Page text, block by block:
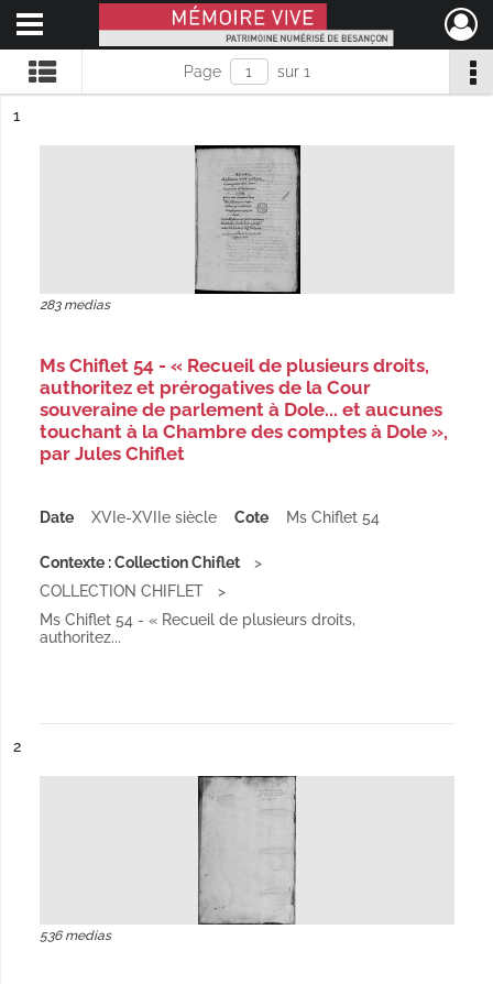
Mémoire Vive patrimoine numérisé de Besançon
Ouvrir le menu déroulant
Page sur 1
n°
1
283 medias
Ms Chiflet 54 - « Recueil de plusieurs droits,
authoritez et prérogatives de la Cour
souveraine de parlement à Dole... et aucunes
touchant à la Chambre des comptes à Dole »,
par Jules Chiflet
Date XVIe-XVIIe siècle Cote Ms Chiflet 54
Contexte : Collection Chiflet
COLLECTION CHIFLET
Ms Chiflet 54 - « Recueil de plusieurs droits,
authoritez...
n°
2
536 medias